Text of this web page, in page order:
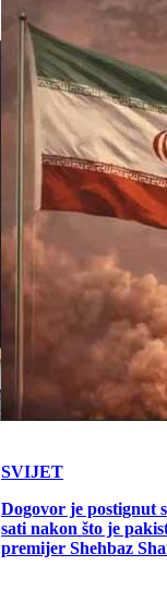
SVIJET
Dogovor je postignut
sati nakon što je
premijer Shehbaz